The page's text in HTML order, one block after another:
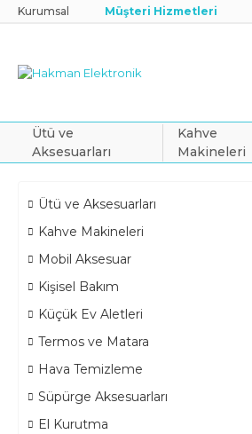
Kurumsal Müşteri Hizmetleri
Ütü ve
Aksesuarları
Kahve
Makineleri
Ütü ve Aksesuarları
Kahve Makineleri
Mobil Aksesuar
Kişisel Bakım
Küçük Ev Aletleri
Termos ve Matara
Hava Temizleme
Süpürge Aksesuarları
El Kurutma